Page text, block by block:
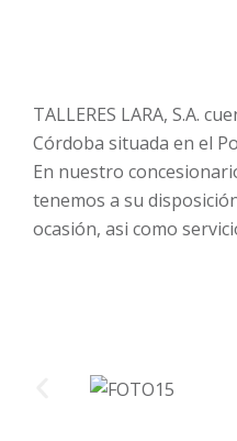
TALLERES LARA, S.A.
Córdoba situada en el
En nuestro
tenemos a su
ocasión, asi como